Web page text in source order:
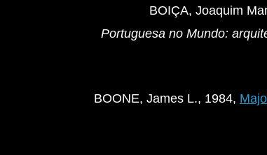
BOIÇA, Joaquim
Portuguesa no Mundo:
BOONE, James L., 1984,